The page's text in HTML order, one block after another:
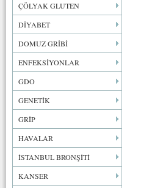
ÇÖLYAK GLUTEN
DİYABET
DOMUZ GRİBİ
ENFEKSİYONLAR
GDO
GENETİK
GRİP
HAVALAR
İSTANBUL BRONŞİTİ
KANSER